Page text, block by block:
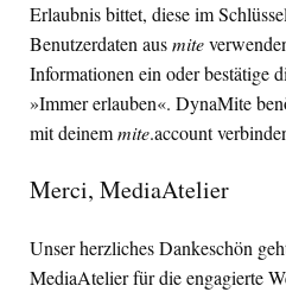
Erlaubnis bittet, diese im
Benutzerdaten ausmite
Informationen ein oder bestätige
»Immer erlauben«. DynaMite
mit deinemmite.account
Merci, MediaAtelier
Unser herzliches Dankeschön
MediaAtelier für die engagierte